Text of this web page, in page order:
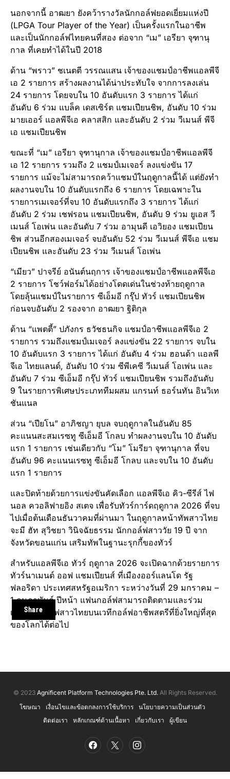
Share
นอกจากนี้ อาฒยา ยังคว้ารางวัลนักกอล์ฟยอดเยี่ยมแห่งปี
(LPGA Tour Player of the Year) เป็นครั้งแรกในอาชีพ
และเป็นนักกอล์ฟไทยคนที่สอง ต่อจาก “เม” เอรียา จุฑานุ
กาล ที่เคยทำได้ในปี 2018
ด้าน “พราว” ชเนตตี วรรณแสน เจ้าของแชมป์อาชีพแอลพีจี
เอ 2 รายการ สร้างผลงานได้น่าประทับใจ จากการลงเล่น
24 รายการ โดยจบใน 10 อันดับแรก 3 รายการ ได้แก่
อันดับ 6 ร่วม แบล็ค เดสเซิร์ต แชมเปียนชิพ, อันดับ 10 ร่วม
มายเออร์ แอลพีจีเอ คลาสสิก และอันดับ 2 ร่วม วีเมนส์ พีจี
เอ แชมเปียนชิพ
ขณะที่ “เม” เอรียา จุฑานุกาล เจ้าของแชมป์อาชีพแอลพีจี
เอ 12 รายการ รวมถึง 2 แชมป์เมเจอร์ ลงแข่งขัน 17
รายการ แม้จะไม่สามารถคว้าแชมป์ในฤดูกาลนี้ได้ แต่ยังทำ
ผลงานจบใน 10 อันดับแรกถึง 6 รายการ โดยเฉพาะใน
รายการเมเจอร์ที่จบ 10 อันดับแรกถึง 3 รายการ ได้แก่
อันดับ 2 ร่วม เชฟรอน แชมเปียนชิพ, อันดับ 9 ร่วม ยูเอส วี
เมนส์ โอเพ่น และอันดับ 7 ร่วม อามุนดี เอวิยอง แชมเปียน
ชิพ ส่วนอีกสองเมเจอร์ จบอันดับ 52 ร่วม วีเมนส์ พีจีเอ แชม
เปียนชิพ และอันดับ 23 ร่วม วีเมนส์ โอเพ่น
“เมียว” ปาจรีย์ อนันต์นฤการ เจ้าของแชมป์อาชีพแอลพีจีเอ
2 รายการ โชว์ฟอร์มได้อย่างโดดเด่นในช่วงท้ายฤดูกาล
โดยลุ้นแชมป์ในรายการ ซีเอ็มอี กรุ๊ป ทัวร์ แชมเปียนชิพ
ก่อนจบอันดับ 2 รองจาก อาฒยา ฐิติกุล
ด้าน “แพตตี้” ปภังกร ธวัชธนกิจ แชมป์อาชีพแอลพีจีเอ 2
รายการ รวมถึงแชมป์เมเจอร์ ลงแข่งขัน 22 รายการ จบใน
10 อันดับแรก 3 รายการ ได้แก่ อันดับ 4 ร่วม ฮอนด้า แอลพี
จีเอ ไทยแลนด์, อันดับ 10 ร่วม ซีพีเคซี วีเมนส์ โอเพ่น และ
อันดับ 7 ร่วม ซีเอ็มอี กรุ๊ป ทัวร์ แชมเปียนชิพ รวมถึงอันดับ
9 ในรายการพิเศษประเภททีมผสม แกรนท์ ธอร์นทัน อินวิเท
ชันแนล
ส่วน “เปียโน” อาภิชญา ยุบล จบฤดูกาลในอันดับ 85
คะแนนสะสมเรซทู ซีเอ็มอี โกลบ ทำผลงานจบใน 10 อันดับ
แรก 1 รายการ เช่นเดียวกับ “โม” โมรียา จุฑานุกาล ที่จบ
อันดับ 96 คะแนนเรซทู ซีเอ็มอี โกลบ และจบใน 10 อันดับ
แรก 1 รายการ
และปิดท้ายด้วยการแข่งขันคัดเลือก แอลพีจีเอ คิว-ซีรีส์ ไฟ
นอล ควอลิฟายอิง สเตจ เพื่อรับทัวร์การ์ดฤดูกาล 2026 ที่จบ
ไปเมื่อต้นเดือนธันวาคมที่ผ่านมา ในฤดูกาลหน้าทัพสาวไทย
จะมี ฮัท สุวิชยา วินิจฉัยธรรม นักกอล์ฟสาววัย 19 ปี จาก
จังหวัดขอนแก่น เสริมทัพในฐานะรุกกี้ของทัวร์
สำหรับแอลพีจีเอ ทัวร์ ฤดูกาล 2026 จะเปิดฉากด้วยรายการ
ทัวร์นาเมนต์ ออฟ แชมเปียนส์ ที่เมืองออร์แลนโด รัฐ
ฟลอริดา ประเทศสหรัฐอเมริกา ระหว่างวันที่ 29 มกราคม –
1 กุมภาพันธ์ ปีหน้า แฟนกอล์ฟสามารถติดตามและร่วม
เชียร์นักกอล์ฟสาวไทยบนเวทีกอล์ฟอาชีพสตรีที่ยิ่งใหญ่ที่สุด
ของโลกได้ต่อไป
© 2023 Agnificent Platform Technologies Pte. Ltd. All Rights Reserved.
โฆษณา เงื่อนไขและข้อตกลงการใช้บริการ
นโยบายความเป็นส่วนตัว
ติดต่อเรา
หลักเกณฑ์ด้านเนื้อหา เกี่ยวกับเรา ผู้เขียน